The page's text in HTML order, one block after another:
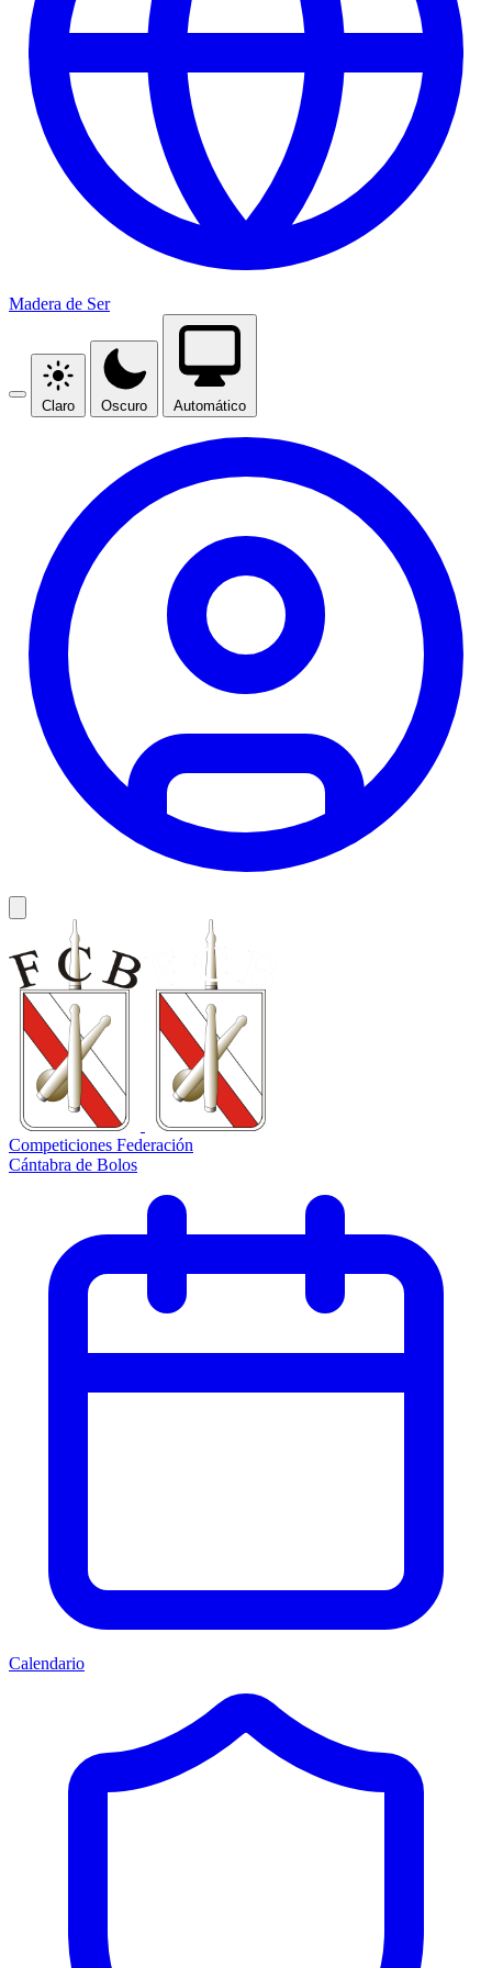
Madera de Ser
Claro Oscuro Automático
Competiciones Federación
Cántabra de Bolos
Calendario